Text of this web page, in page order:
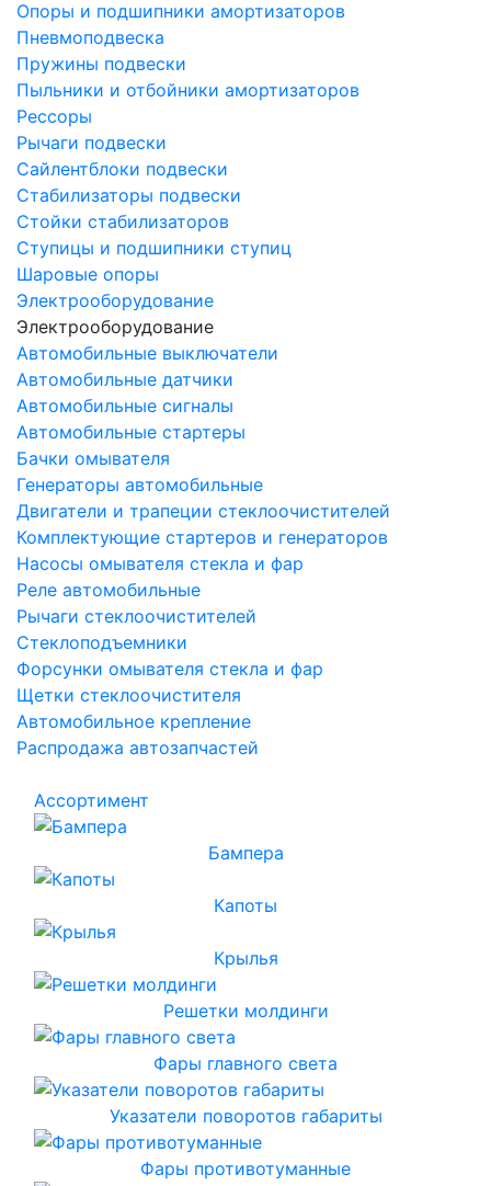
Опоры и подшипники амортизаторов
Пневмоподвеска
Пружины подвески
Пыльники и отбойники амортизаторов
Рессоры
Рычаги подвески
Сайлентблоки подвески
Стабилизаторы подвески
Стойки стабилизаторов
Ступицы и подшипники ступиц
Шаровые опоры
Электрооборудование
Электрооборудование
Автомобильные выключатели
Автомобильные датчики
Автомобильные сигналы
Автомобильные стартеры
Бачки омывателя
Генераторы автомобильные
Двигатели и трапеции стеклоочистителей
Комплектующие стартеров и генераторов
Насосы омывателя стекла и фар
Реле автомобильные
Рычаги стеклоочистителей
Стеклоподъемники
Форсунки омывателя стекла и фар
Щетки стеклоочистителя
Автомобильное крепление
Распродажа автозапчастей
Ассортимент
Бампера
Капоты
Крылья
Решетки молдинги
Фары главного света
Указатели поворотов габариты
Фары противотуманные